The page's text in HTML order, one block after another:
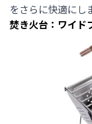
をさらに快適にし
焚き火台：ワイド